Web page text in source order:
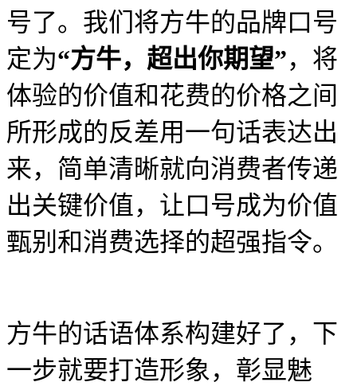
号了。我们将方牛的品牌口号
定为“方牛，超出你期望”，将
体验的价值和花费的价格之间
所形成的反差用一句话表达出
来，简单清晰就向消费者传递
出关键价值，让口号成为价值
甄别和消费选择的超强指令。
方牛的话语体系构建好了，下
一步就要打造形象，彰显魅